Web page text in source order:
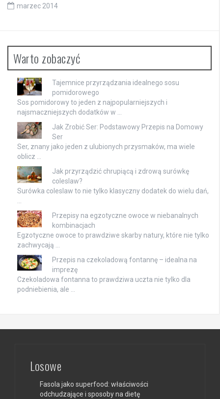
marzec 2014
Warto zobaczyć
Tajemnice przyrządzania idealnego sosu
pomidorowego
Sos pomidorowy to jeden z najpopularniejszych i
najsmaczniejszych dodatków w …
Jak Zrobić Ser: Podstawowy Przepis na Domowy
Ser
Ser, znany jako jeden z ulubionych przysmaków, ma wiele
oblicz …
Jak przyrządzić chrupiącą i zdrową surówkę
coleslaw?
Surówka coleslaw to nie tylko klasyczny dodatek do wielu dań,
…
Przepisy na egzotyczne owoce w niebanalnych
kombinacjach
Egzotyczne owoce to prawdziwe skarby natury, które nie tylko
zachwycają …
Przepis na czekoladową fontannę – idealna na
imprezę
Czekoladowa fontanna to prawdziwa uczta nie tylko dla
podniebienia, ale …
Losowe
Fasola jako superfood: właściwości
odchudzające i sposoby na dietę